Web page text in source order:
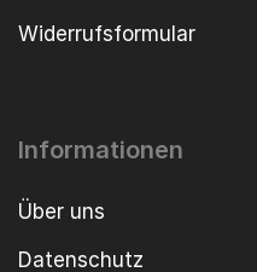
Widerrufsformular
Informationen
Über uns
Datenschutz